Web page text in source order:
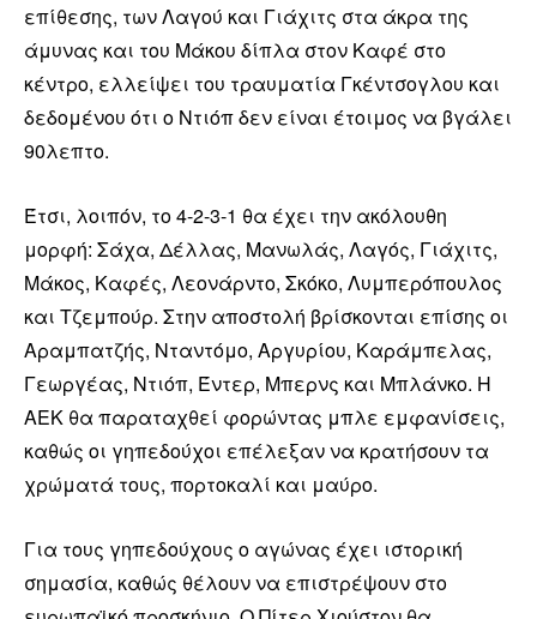
επίθεσης, των Λαγού και Γιάχιτς στα άκρα της
άμυνας και του Μάκου δίπλα στον Καφέ στο
κέντρο, ελλείψει του τραυματία Γκέντσογλου και
δεδομένου ότι ο Ντιόπ δεν είναι έτοιμος να βγάλει
90λεπτο.
Έτσι, λοιπόν, το 4-2-3-1 θα έχει την ακόλουθη
μορφή: Σάχα, Δέλλας, Μανωλάς, Λαγός, Γιάχιτς,
Μάκος, Καφές, Λεονάρντο, Σκόκο, Λυμπερόπουλος
και Τζεμπούρ. Στην αποστολή βρίσκονται επίσης οι
Αραμπατζής, Νταντόμο, Αργυρίου, Καράμπελας,
Γεωργέας, Ντιόπ, Έντερ, Μπερνς και Μπλάνκο. Η
ΑΕΚ θα παραταχθεί φορώντας μπλε εμφανίσεις,
καθώς οι γηπεδούχοι επέλεξαν να κρατήσουν τα
χρώματά τους, πορτοκαλί και μαύρο.
Για τους γηπεδούχους ο αγώνας έχει ιστορική
σημασία, καθώς θέλουν να επιστρέψουν στο